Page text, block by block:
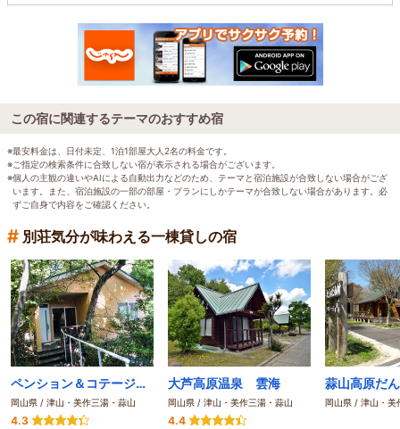
この宿に関連するテーマのおすすめ宿
※最安料金は、日付未定、1泊1部屋大人2名の料金です。
※ご指定の検索条件に合致しない宿が表示される場合がございます。
※個人の主観の違いやAIによる自動出力などのため、テーマと宿泊施設が合致しない場合がござ
います。また、宿泊施設の一部の部屋・プランにしかテーマが合致しない場合があります。必
ずご自身で内容をご確認ください。
# 別荘気分が味わえる一棟貸しの宿
ペンション＆コテージ リゾートイン湯郷
岡山県 / 津山・美作三湯・蒜山
4.3
大芦高原温泉 雲海
岡山県 / 津山・美作三湯・蒜山
4.4
岡山県 / 津山・美